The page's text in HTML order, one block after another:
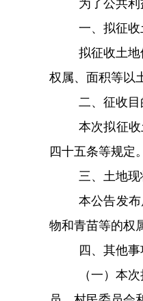
为了公共
一、拟征收
拟征收土
权属、面积等以
二、征收目
本次拟征
四十五条等规定。
三、土地
本公告发
物和青苗等的权
四、其他事
（一）本